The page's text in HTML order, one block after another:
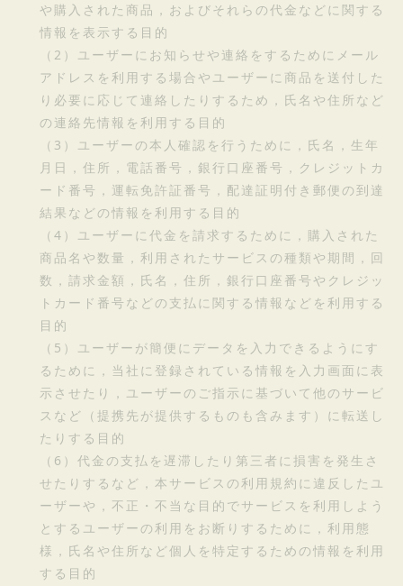
や購入された商品，およびそれらの代金などに関する
情報を表示する目的
（2）ユーザーにお知らせや連絡をするためにメール
アドレスを利用する場合やユーザーに商品を送付した
り必要に応じて連絡したりするため，氏名や住所など
の連絡先情報を利用する目的
（3）ユーザーの本人確認を行うために，氏名，生年
月日，住所，電話番号，銀行口座番号，クレジットカ
ード番号，運転免許証番号，配達証明付き郵便の到達
結果などの情報を利用する目的
（4）ユーザーに代金を請求するために，購入された
商品名や数量，利用されたサービスの種類や期間，回
数，請求金額，氏名，住所，銀行口座番号やクレジッ
トカード番号などの支払に関する情報などを利用する
目的
（5）ユーザーが簡便にデータを入力できるようにす
るために，当社に登録されている情報を入力画面に表
示させたり，ユーザーのご指示に基づいて他のサービ
スなど（提携先が提供するものも含みます）に転送し
たりする目的
（6）代金の支払を遅滞したり第三者に損害を発生さ
せたりするなど，本サービスの利用規約に違反したユ
ーザーや，不正・不当な目的でサービスを利用しよう
とするユーザーの利用をお断りするために，利用態
様，氏名や住所など個人を特定するための情報を利用
する目的